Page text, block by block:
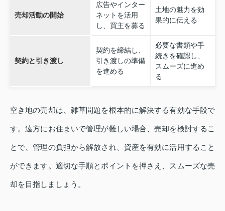
売却活動の開始
広告やインター
ネットを活用
し、買主を募る
土地の魅力を効
果的に伝える
契約と引き渡し
契約を締結し、
引き渡しの準備
を進める
必要な書類や手
続きを確認し、
スムーズに進め
る
空き地の売却は、雑草問題を根本的に解決する有効な手段で
す。遠方にお住まいで管理が難しい場合、売却を検討するこ
とで、管理の負担から解放され、資産を有効に活用すること
ができます。適切な手順とポイントを押さえ、スムーズな売
却を目指しましょう。